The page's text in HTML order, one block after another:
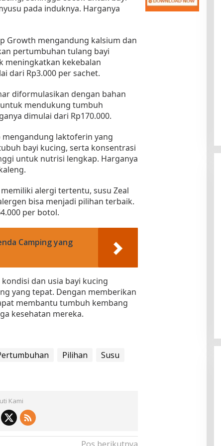
pada induknya. Harganya
Growth mengandung kalsium dan
pertumbuhan tulang bayi
meningkatkan kekebalan
dari Rp3.000 per sachet.
diformulasikan dengan bahan
mendukung tumbuh
dimulai dari Rp170.000.
mengandung laktoferin yang
bayi kucing, serta konsentrasi
untuk nutrisi lengkap. Harganya
alergi tertentu, susu Zeal
bisa menjadi pilihan terbaik.
per botol.
Camping yang
dan usia bayi kucing
yang tepat. Dengan memberikan
membantu tumbuh kembang
kesehatan mereka.
Pilihan
Susu
Kami
Baru Jambi Tempat Makan Kepiting di Jambi
Di Daerah, Jambi, Travel